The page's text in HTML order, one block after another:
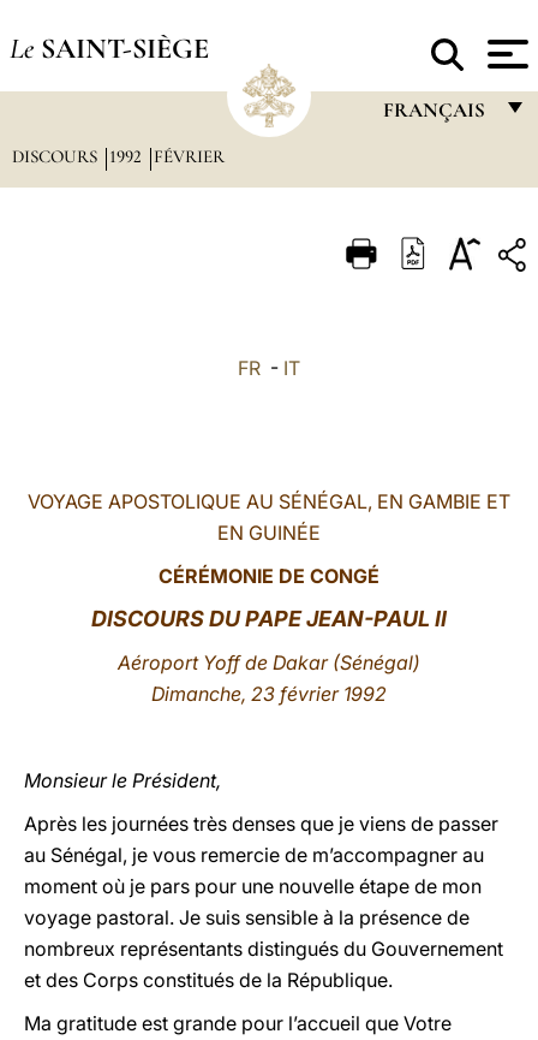
Le SAINT-SIÈGE
FRANÇAIS
ITALIANO
DISCOURS 1992 FÉVRIER
FR - IT
VOYAGE APOSTOLIQUE AU SÉNÉGAL, EN GAMBIE ET
EN GUINÉE
CÉRÉMONIE DE CONGÉ
DISCOURSDU PAPE JEAN-PAUL II
Aéroport Yoff de Dakar (Sénégal)
Dimanche, 23 février 1992
Monsieur le Président,
Après les journées très denses que je viens de passer
au Sénégal, je vous remercie de m’accompagner au
moment où je pars pour une nouvelle étape de mon
voyage pastoral. Je suis sensible à la présence de
nombreux représentants distingués du Gouvernement
et des Corps constitués de la République.
Ma gratitude est grande pour l’accueil que Votre